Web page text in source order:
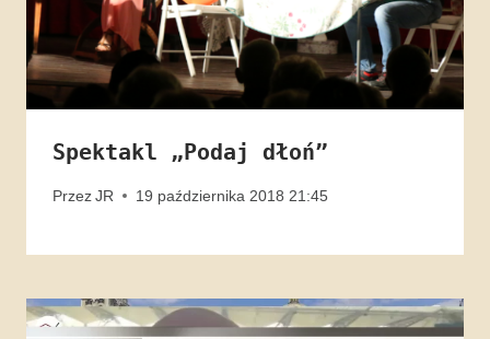
Spektakl „Podaj dłoń”
PrzezJR 19 października 2018 21:45